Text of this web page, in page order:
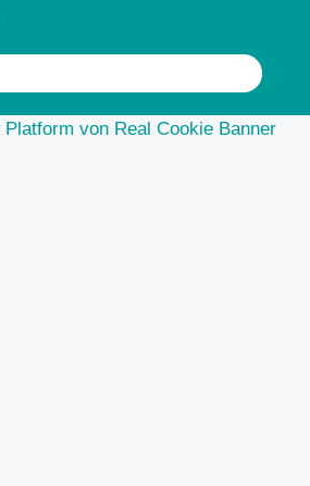
von Real Cookie Banner